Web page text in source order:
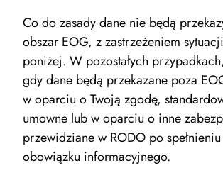
Co do zasady dane nie będą
obszar EOG, z zastrzeżeniem
poniżej. W pozostałych
gdy dane będą przekazane poza
w oparciu o Twoją zgodę,
umowne lub w oparciu o inne
przewidziane w RODO po
obowiązku informacyjnego.